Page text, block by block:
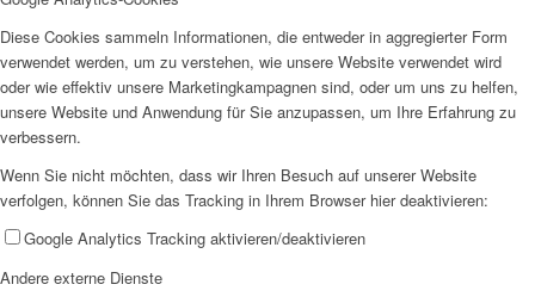
AG Wohlfahrt im Kreis Kleve
Diese Cookies sammeln Informationen, die entweder in aggregierter Form
verwendet werden, um zu verstehen, wie unsere Website verwendet wird
oder wie effektiv unsere Marketingkampagnen sind, oder um uns zu helfen,
unsere Website und Anwendung für Sie anzupassen, um Ihre Erfahrung zu
verbessern.
Wenn Sie nicht möchten, dass wir Ihren Besuch auf unserer Website
verfolgen, können Sie das Tracking in Ihrem Browser hier deaktivieren:
Google Analytics Tracking aktivieren/deaktivieren
Andere externe Dienste